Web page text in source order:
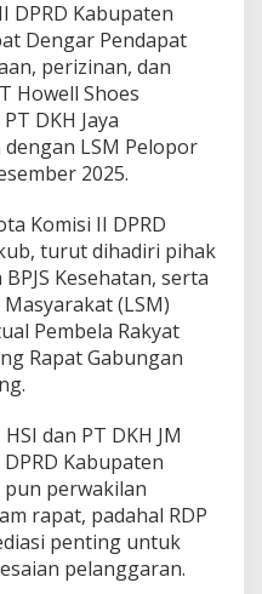
DPRD Kabupaten
Dengar Pendapat
perizinan, dan
Howell Shoes
DKH Jaya
LSM Pelopor
2025.
Komisi II DPRD
turut dihadiri pihak
Kesehatan, serta
(LSM)
Pembela Rakyat
Rapat Gabungan
dan PT DKH JM
Kabupaten
perwakilan
rapat, padahal RDP
penting untuk
pelanggaran.